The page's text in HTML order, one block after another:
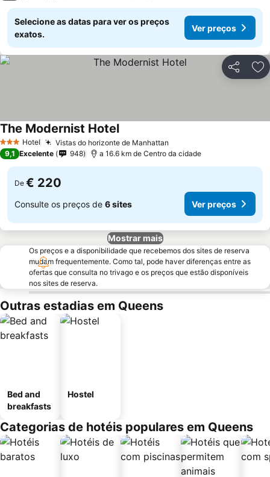
Selecione as datas para ver os preços
exatos.
Ver preços
Partilhar
3 EstrelasHotel Vistas do horizonte de Manhattan
The Modernist Hotel
9,1 Excelente 948 a 16.6 km de Centro da cidade
De € 220
Consulte os preços de 6 sites Ver preços
Mostrar mais
Os preços e a disponibilidade que recebemos dos sites de reserva
mudam frequentemente. Como tal, pode haver diferenças entre as
ofertas que consulta no trivago e os preços que estão disponíveis
nos sites de reserva.
Outras estadias em Queens
Bed and
breakfasts
Hostel
Categorias de hotéis populares em Queens